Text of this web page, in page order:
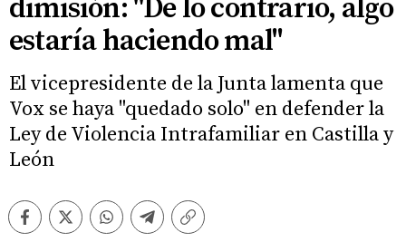
dimisión: "De lo contrario, algo
estaría haciendo mal"
El vicepresidente de la Junta lamenta que
Vox se haya "quedado solo" en defender la
Ley de Violencia Intrafamiliar en Castilla y
León
FacebookTwitterWhatsappTelegramCopiar